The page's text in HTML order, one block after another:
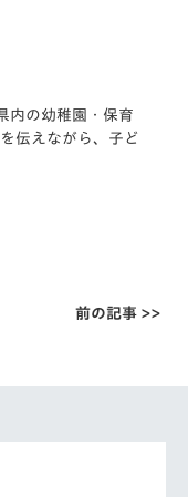
内の幼稚園・保育
伝えながら、子ど
前の記事 >>